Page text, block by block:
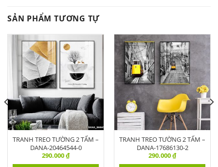
SẢN PHẨM TƯƠNG TỰ
TRANH TREO TƯỜNG 2 TẤM –
DANA-20464544-0
290.000₫
TRANH TREO TƯỜNG 2 TẤM –
DANA-17686130-2
290.000₫